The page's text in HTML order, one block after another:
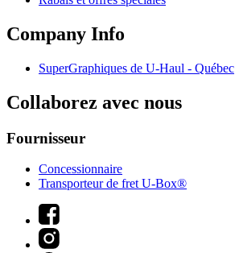
Company Info
SuperGraphiques de U-Haul - Québec
Collaborez avec nous
Fournisseur
Concessionnaire
Transporteur de fret U-Box®